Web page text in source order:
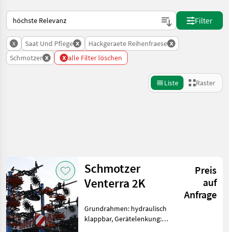
So wird auf Landwirt.com sortiert
Filter
x Saat Und Pflege x Hackgeraete Reihenfraese x
Schmotzer x x alle Filter löschen
Liste Raster
Kategorie 4 Land Filter
AKTUELLER
PFAD
Landtechnik
Zurücksetzen
Ergebnisse
anzeigen
Schmotzer
Venterra 2K
Preis
auf
Anfrage
Grundrahmen: hydraulisch
klappbar, Gerätelenkung: